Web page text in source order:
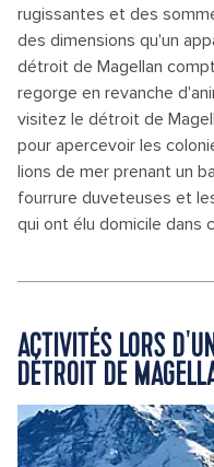
rugissantes et des
des dimensions qu'un
détroit de Magellan
regorge en revanche
visitez le détroit de
pour apercevoir les
lions de mer prenant un
fourrure duveteuses et
qui ont élu domicile dans
ACTIVITÉS LORS
DÉTROIT DE